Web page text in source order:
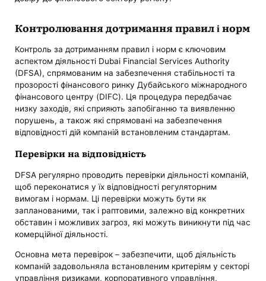
Контролювання дотримання правил і норм
Контроль за дотриманням правил і норм є ключовим
аспектом діяльності Dubai Financial Services Authority
(DFSA), спрямованим на забезпечення стабільності та
прозорості фінансового ринку Дубайського міжнародного
фінансового центру (DIFC). Ця процедура передбачає
низку заходів, які сприяють запобіганню та виявленню
порушень, а також які спрямовані на забезпечення
відповідності дій компаній встановленим стандартам.
Перевірки на відповідність
DFSA регулярно проводить перевірки діяльності компаній,
щоб переконатися у їх відповідності регуляторним
вимогам і нормам. Ці перевірки можуть бути як
запланованими, так і раптовими, залежно від конкретних
обставин і можливих загроз, які можуть виникнути під час
комерційної діяльності.
Основна мета перевірок – забезпечити, щоб діяльність
компаній задовольняла встановленим критеріям у секторі
управління ризиками, корпоративного управління,